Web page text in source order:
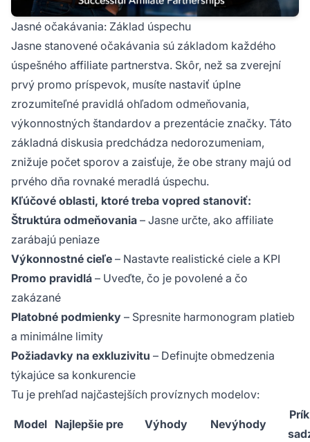
Jasné očakávania: Základ úspechu
Jasne stanovené očakávania sú základom každého
úspešného affiliate partnerstva. Skôr, než sa zverejní
prvý promo príspevok, musíte nastaviť úplne
zrozumiteľné pravidlá ohľadom odmeňovania,
výkonnostných štandardov a prezentácie značky. Táto
základná diskusia predchádza nedorozumeniam,
znižuje počet sporov a zaisťuje, že obe strany majú od
prvého dňa rovnaké meradlá úspechu.
Kľúčové oblasti, ktoré treba vopred stanoviť:
Štruktúra odmeňovania – Jasne určte, ako affiliate
zarábajú peniaze
Výkonnostné cieľe – Nastavte realistické ciele a KPI
Promo pravidlá – Uveďte, čo je povolené a čo
zakázané
Platobné podmienky – Spresnite harmonogram platieb
a minimálne limity
Požiadavky na exkluzivitu – Definujte obmedzenia
týkajúce sa konkurencie
Tu je prehľad najčastejších províznych modelov:
Model Najlepšie pre Výhody Nevýhody